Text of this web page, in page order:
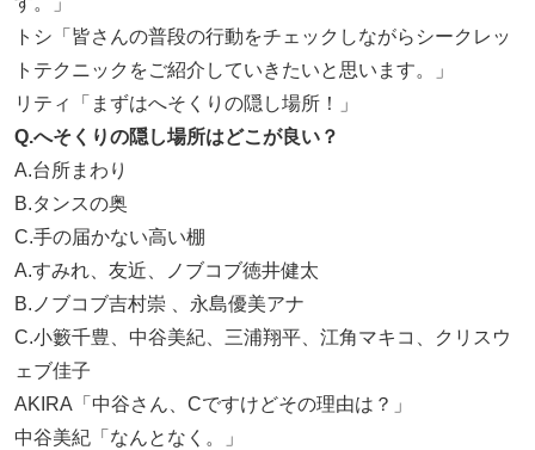
トシ「皆さんの普段の行動をチェックしながらシークレッ
トテクニックをご紹介していきたいと思います。」
リティ「まずはへそくりの隠し場所！」
Q.へそくりの隠し場所はどこが良い？
A.台所まわり
B.タンスの奥
C.手の届かない高い棚
A.すみれ、友近、ノブコブ徳井健太
B.ノブコブ吉村崇 、永島優美アナ
C.小籔千豊、中谷美紀、三浦翔平、江角マキコ、クリスウ
ェブ佳子
AKIRA「中谷さん、Cですけどその理由は？」
中谷美紀「なんとなく。」